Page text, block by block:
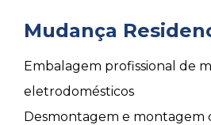
Mudança
Embalagem profissional de
eletrodomésticos
Desmontagem e montagem